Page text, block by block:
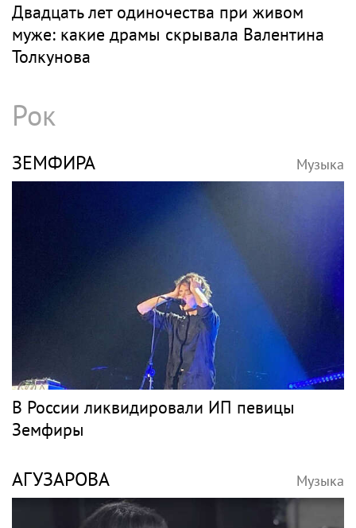
Двадцать лет одиночества при живом
муже: какие драмы скрывала Валентина
Толкунова
Рок
ЗЕМФИРА Музыка
В России ликвидировали ИП певицы
Земфиры
АГУЗАРОВА Музыка